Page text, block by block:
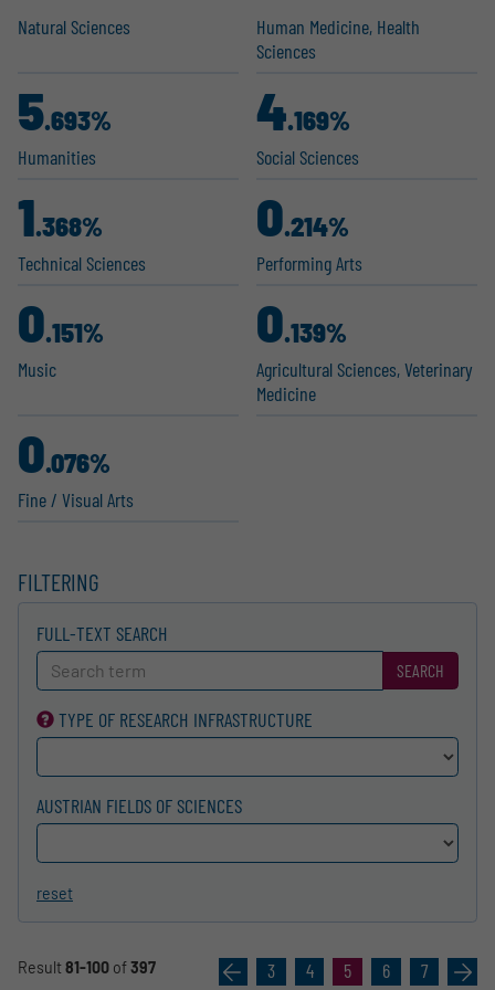
Natural Sciences
Human Medicine, Health
Sciences
Humanities
5.693%
Social Sciences
4.169%
Technical Sciences
1.368%
Performing Arts
0.214%
Music
0.151%
Agricul­tural Sciences, Veterinary
Medicine
0.139%
Fine / Visual Arts
0.076%
FILTERING
FULL-TEXT SEARCH
SEARCH
TYPE OF RESEARCH INFRA­STRUCTURE
AUSTRIAN FIELDS OF SCIENCES
reset
Result81-100 of397 « 3 4 5 6 7 »